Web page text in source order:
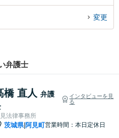
変更
弁護士
橋 直人 弁護
インタビューを見
る
法律事務所
茨城県|阿見町営業時間：本日定休日